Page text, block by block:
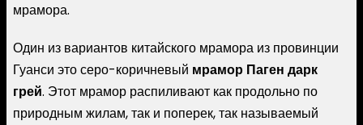
мрамора.
Один из вариантов китайского мрамора из провинции
Гуанси это серо-коричневый мрамор Паген дарк
грей. Этот мрамор распиливают как продольно по
природным жилам, так и поперек, так называемый